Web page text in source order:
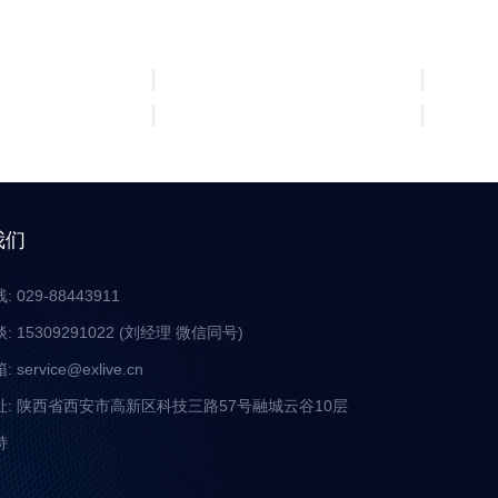
们
: 029-88443911
: 15309291022 (刘经理 微信同号)
: service@exlive.cn
: 陕西省西安市高新区科技三路57号融城云谷10层